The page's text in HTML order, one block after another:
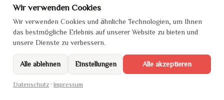
Lachs / Avocado / Gurke / Frischkäse /
1, 4
Teriyaki Duck
knusprige Ente / Gurke / Teriyaki / Sesam
Wir verwenden Cookies
Wir verwenden Cookies und ähnliche Technologien, um Ihnen
das bestmögliche Erlebnis auf unserer Website zu bieten und
unsere Dienste zu verbessern.
Alle ablehnen Einstellungen Alle akzeptieren
Datenschutz· Impressum